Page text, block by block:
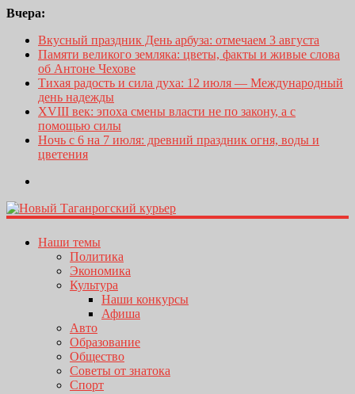
Вчера:
Вкусный праздник День арбуза: отмечаем 3 августа
Памяти великого земляка: цветы, факты и живые слова
об Антоне Чехове
Тихая радость и сила духа: 12 июля — Международный
день надежды
XVIII век: эпоха смены власти не по закону, а с
помощью силы
Ночь с 6 на 7 июля: древний праздник огня, воды и
цветения
Наши темы
Политика
Экономика
Культура
Наши конкурсы
Афиша
Авто
Образование
Общество
Советы от знатока
Спорт